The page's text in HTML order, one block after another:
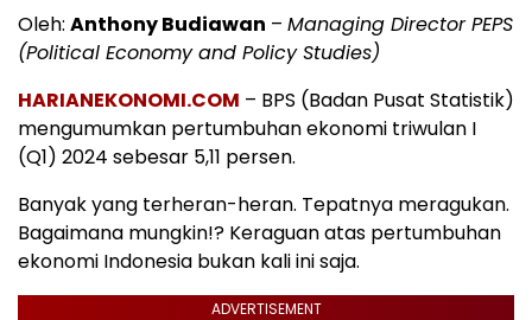
Oleh: Anthony Budiawan – Managing Director PEPS
(Political Economy and Policy Studies)
HARIANEKONOMI.COM – BPS (Badan Pusat Statistik)
mengumumkan pertumbuhan ekonomi triwulan I
(Q1) 2024 sebesar 5,11 persen.
Banyak yang terheran-heran. Tepatnya meragukan.
Bagaimana mungkin!? Keraguan atas pertumbuhan
ekonomi Indonesia bukan kali ini saja.
ADVERTISEMENT